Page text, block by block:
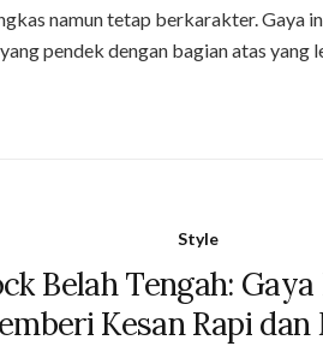
namun tetap berkarakter. Gaya
pendek dengan bagian atas yang
Style
Belah Tengah:
Kesan Rapi